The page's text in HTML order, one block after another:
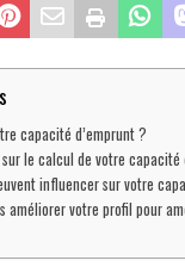
capacité d’emprunt ?
le calcul de votre capacité
influencer sur votre
améliorer votre profil pour